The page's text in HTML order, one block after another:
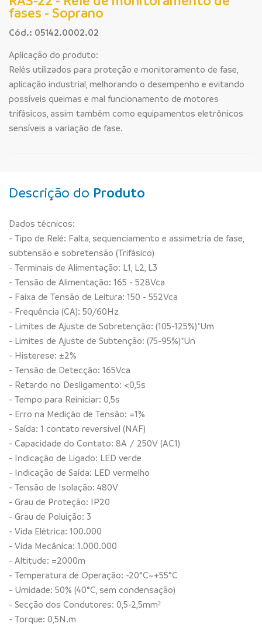
fases - Soprano
Cód.: 05142.0002.02
Aplicação do produto:
Relés utilizados para proteção e monitoramento de fase,
aplicação industrial, melhorando o desempenho e evitando
possíveis queimas e mal funcionamento de motores
trifásicos, assim também como equipamentos eletrônicos
sensíveis a variação de fase.
Descrição do Produto
Dados técnicos:
- Tipo de Relé: Falta, sequenciamento e assimetria de fase,
subtensão e sobretensão (Trifásico)
- Terminais de Alimentação: L1, L2, L3
- Tensão de Alimentação: 165 - 528Vca
- Faixa de Tensão de Leitura: 150 - 552Vca
- Frequência (CA): 50/60Hz
- Limites de Ajuste de Sobretenção: (105-125%)*Um
- Limites de Ajuste de Subtenção: (75-95%)*Un
- Histerese: ±2%
- Tensão de Detecção: 165Vca
- Retardo no Desligamento: <0,5s
- Tempo para Reiniciar: 0,5s
- Erro na Medição de Tensão: =1%
- Saída: 1 contato reversível (NAF)
- Capacidade do Contato: 8A / 250V (AC1)
- Indicação de Ligado: LED verde
- Indicação de Saída: LED vermelho
- Tensão de Isolação: 480V
- Grau de Proteção: IP20
- Grau de Poluição: 3
- Vida Elétrica: 100.000
- Vida Mecânica: 1.000.000
- Altitude: =2000m
- Temperatura de Operação: -20°C~+55°C
- Umidade: 50% (40°C, sem condensação)
- Secção dos Condutores: 0,5-2,5mm²
- Torque: 0,5N.m